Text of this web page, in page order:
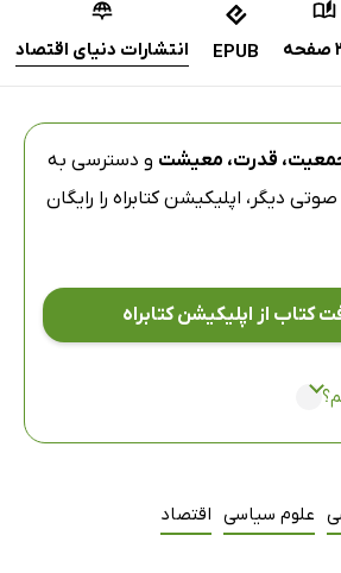
EPUB انتشارات دنیای اقتصاد
قدرت، معیشت و دسترسی به
صوتی دیگر، اپلیکیشن کتابراه را رایگان
کتاب از اپلیکیشن کتابراه
علوم سیاسی اقتصاد